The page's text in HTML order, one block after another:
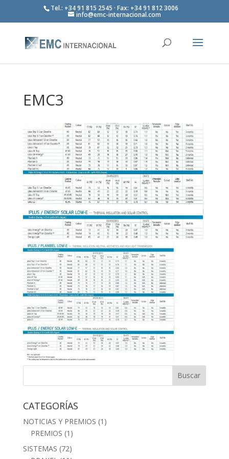
Tel.: +34 91 815 2545 · Fax: +34 91 812 3006
info@emc-internacional.com
EMC3
CATEGORÍAS
NOTICIAS Y PREMIOS (1)
PREMIOS (1)
SISTEMAS (72)